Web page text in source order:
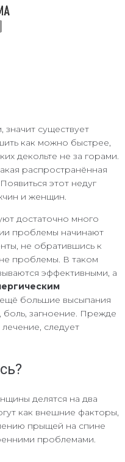
существует
как можно быстрее,
декольте не за горами.
распространённая
этот недуг
и женщин.
достаточно много
проблемы начинают
не обратившись к
проблемы. В таком
эффективными, а
большие высыпания
боль, загноение. Прежде
следует
делятся на два
как внешние факторы,
прыщей на спине
проблемами.